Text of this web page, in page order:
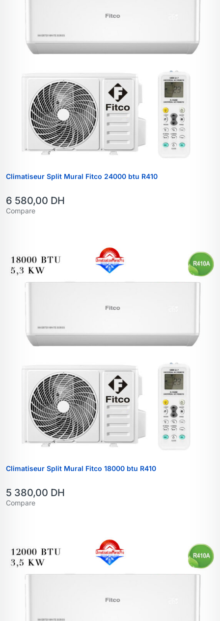
Climatiseur Split Mural Fitco 24000 btu R410
6 580,00 DH
Compare
Climatiseur Split Mural Fitco 18000 btu R410
5 380,00 DH
Compare